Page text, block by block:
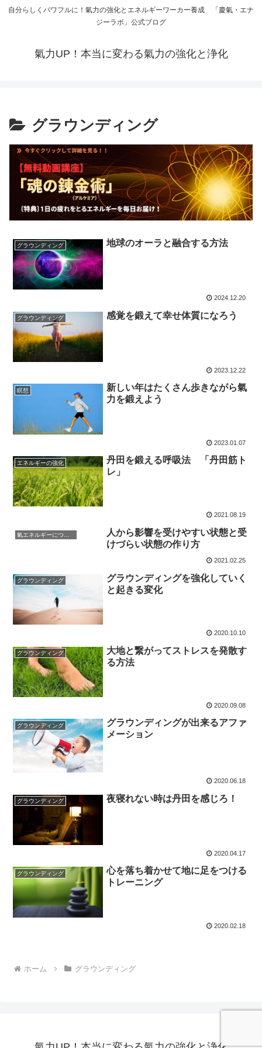
自分らしくパワフルに！氣力の強化とエネルギーワーカー養成 「慶氣・エナ
ジーラボ」公式ブログ
氣力UP！本当に変わる氣力の強化と浄化
グラウンディング
グラウンディング 地球のオーラと融合する方法
2024.12.20
グラウンディング 感覚を鍛えて幸せ体質になろう
2023.12.22
瞑想
新しい年はたくさん歩きながら氣
力を鍛えよう
2023.01.07
エネルギーの強化
丹田を鍛える呼吸法 「丹田筋ト
レ」
2021.08.19
氣エネルギーについて
人から影響を受けやすい状態と受
けづらい状態の作り方
2021.02.25
グラウンディング
グラウンディングを強化していく
と起きる変化
2020.10.10
グラウンディング
大地と繋がってストレスを発散す
る方法
2020.09.08
グラウンディング
グラウンディングが出来るアファ
メーション
2020.06.18
グラウンディング 夜寝れない時は丹田を感じろ！
2020.04.17
グラウンディング
心を落ち着かせて地に足をつける
トレーニング
2020.02.18
ホーム グラウンディング